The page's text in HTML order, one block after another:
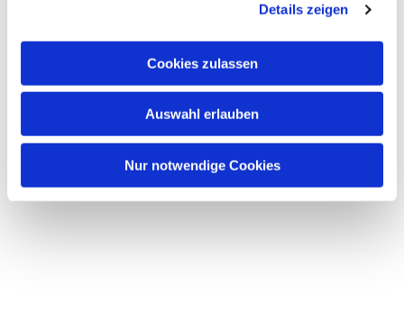
Details zeigen
Cookies zulassen
Auswahl erlauben
Nur notwendige Cookies